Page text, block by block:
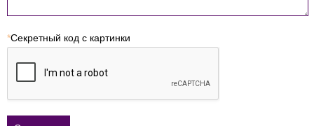
*Секретный код с картинки